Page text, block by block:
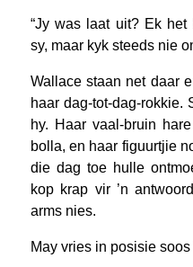
“Jy was laat uit? Ek het
sy, maar kyk steeds nie
Wallace staan net daar
haar dag-tot-dag-rokkie.
hy. Haar vaal-bruin
bolla, en haar figuurtjie
die dag toe hulle
kop krap vir ’n
arms nies.
May vries in posisie soos